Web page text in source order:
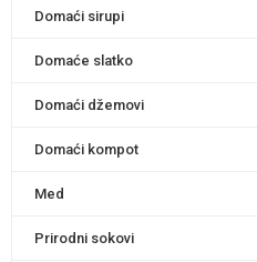
Domaći sirupi
Domaće slatko
Domaći džemovi
Domaći kompot
Med
Prirodni sokovi